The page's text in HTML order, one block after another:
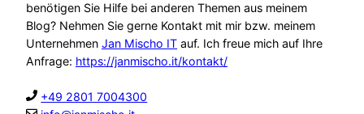
benötigen Sie Hilfe bei anderen Themen aus meinem
Blog? Nehmen Sie gerne Kontakt mit mir bzw. meinem
Unternehmen Jan Mischo IT auf. Ich freue mich auf Ihre
Anfrage: https://janmischo.it/kontakt/
+49 2801 7004300